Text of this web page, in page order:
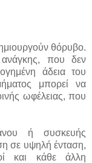
θόρυβο.
ανάγκης, που δεν
άδεια του
μπορεί να
ωφέλειας, που
ή συσκευής
σε υψηλή ένταση,
και κάθε άλλη